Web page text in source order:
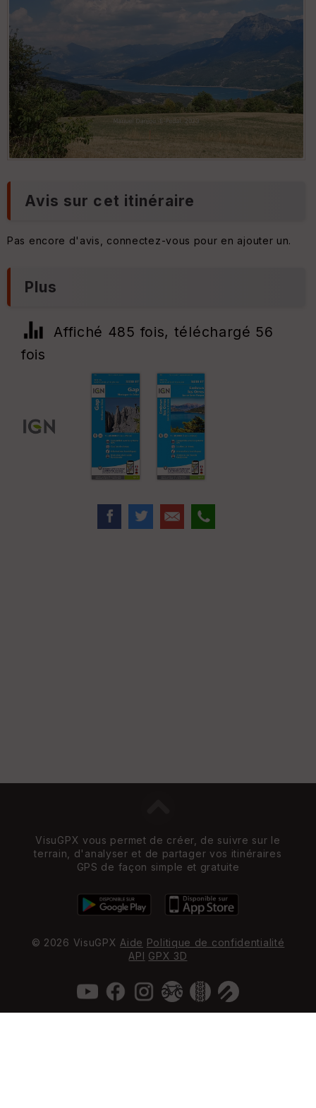
s
Avis sur cet itinéraire
Pas encore d'avis, connectez-vous pour en ajouter un.
Plus
Affiché 485 fois, téléchargé 56
fois
VisuGPX vous permet de créer, de suivre sur le
terrain, d'analyser et de partager vos itinéraires
GPS de façon simple et gratuite
© 2026 VisuGPX Aide Politique de confidentialité
API GPX 3D